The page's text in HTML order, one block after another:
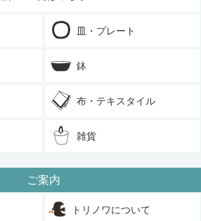
皿・プレート
鉢
布・テキスタイル
雑貨
ご案内
トリノワについて